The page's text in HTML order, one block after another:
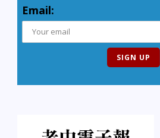
Email: